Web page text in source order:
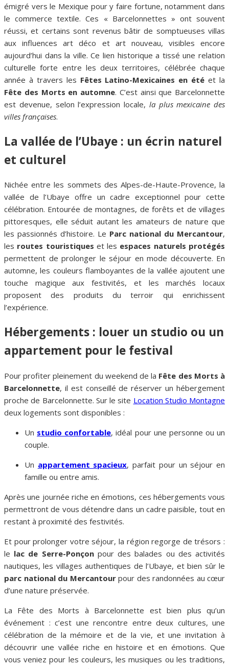
émigré vers le Mexique pour y faire fortune, notamment dans
le commerce textile. Ces « Barcelonnettes » ont souvent
réussi, et certains sont revenus bâtir de somptueuses villas
aux influences art déco et art nouveau, visibles encore
aujourd’hui dans la ville. Ce lien historique a tissé une relation
culturelle forte entre les deux territoires, célébrée chaque
année à travers les Fêtes Latino-Mexicaines en été et la
Fête des Morts en automne. C’est ainsi que Barcelonnette
est devenue, selon l’expression locale, la plus mexicaine des
villes françaises.
La vallée de l’Ubaye : un écrin naturel
et culturel
Nichée entre les sommets des Alpes-de-Haute-Provence, la
vallée de l’Ubaye offre un cadre exceptionnel pour cette
célébration. Entourée de montagnes, de forêts et de villages
pittoresques, elle séduit autant les amateurs de nature que
les passionnés d’histoire. Le Parc national du Mercantour,
les routes touristiques et les espaces naturels protégés
permettent de prolonger le séjour en mode découverte. En
automne, les couleurs flamboyantes de la vallée ajoutent une
touche magique aux festivités, et les marchés locaux
proposent des produits du terroir qui enrichissent
l’expérience.
Hébergements : louer un studio ou un
appartement pour le festival
Pour profiter pleinement du weekend de la Fête des Morts à
Barcelonnette, il est conseillé de réserver un hébergement
proche de Barcelonnette. Sur le site Location Studio Montagne
deux logements sont disponibles :
Un studio confortable, idéal pour une personne ou un
couple.
Un appartement spacieux, parfait pour un séjour en
famille ou entre amis.
Après une journée riche en émotions, ces hébergements vous
permettront de vous détendre dans un cadre paisible, tout en
restant à proximité des festivités.
Et pour prolonger votre séjour, la région regorge de trésors :
le lac de Serre-Ponçonpour des balades ou des activités
nautiques, les villages authentiques de l’Ubaye, et bien sûr le
parc national du Mercantourpour des randonnées au cœur
d’une nature préservée.
La Fête des Morts à Barcelonnette est bien plus qu’un
événement : c’est une rencontre entre deux cultures, une
célébration de la mémoire et de la vie, et une invitation à
découvrir une vallée riche en histoire et en émotions. Que
vous veniez pour les couleurs, les musiques ou les traditions,